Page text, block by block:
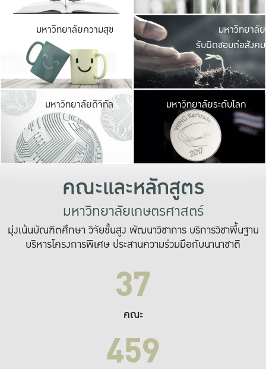
มหาวิทยาลัยความสุข มหาวิ
ค
เปิดประ
และพบเรื่องราวใ
มหาวิทยาลัย
รับผิดชอบต่อสังคม
มหาวิทยาลัยดิจิทัล มหาวิ
เปลี่ยนแปลง แล
เพื่อทำง
ระบบสารสนเทศ
มหาวิทยาลัยระดับโลก
คณะและหลักสูตร
มหาวิทยาลัยเกษตรศาสตร์
มุ่งเน้นบัณฑิตศึกษา วิจัยขั้นสูง พัฒนาวิชาการ บริการวิชาพื้นฐาน
บริหารโครงการพิเศษ ประสานความร่วมมือกับนานาชาติ
37
คณะ
459